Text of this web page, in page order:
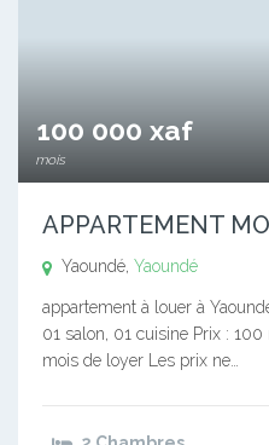
100 000 xaf
mois
APPARTEMENT
Yaoundé, Yaoundé
appartement à louer à
01 salon, 01 cuisine Prix :
mois de loyer Les prix ne…